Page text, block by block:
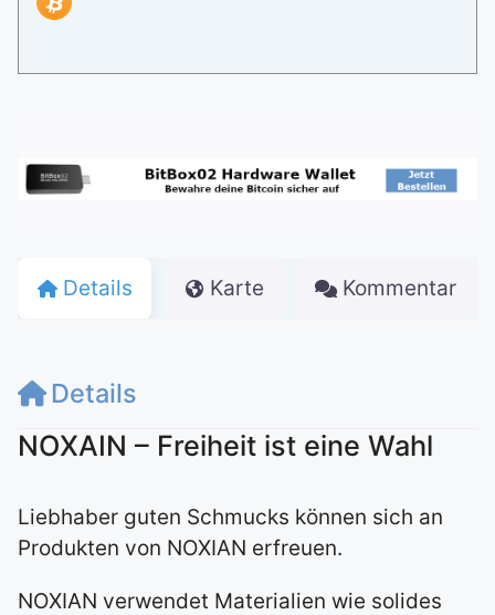
Details Karte Kommentar
Details
NOXAIN – Freiheit ist eine Wahl
Liebhaber guten Schmucks können sich an
Produkten von NOXIAN erfreuen.
NOXIAN verwendet Materialien wie solides